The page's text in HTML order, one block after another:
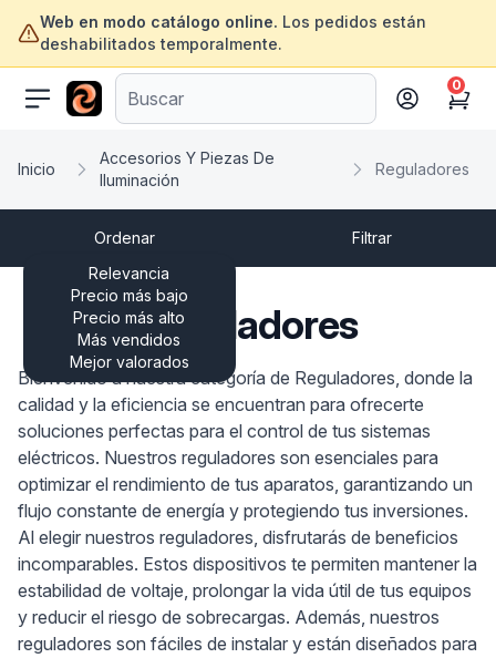
Web en modo catálogo online. Los pedidos están
deshabilitados temporalmente.
ofertasinformatica.com
Cart
0
Inicio
Accesorios Y Piezas De
Iluminación
Reguladores
Ordenar
Relevancia
Precio más bajo
Precio más alto
Más vendidos
Mejor valorados
Filtrar
Reguladores
Bienvenido a nuestra categoría de Reguladores, donde la
calidad y la eficiencia se encuentran para ofrecerte
soluciones perfectas para el control de tus sistemas
eléctricos. Nuestros reguladores son esenciales para
optimizar el rendimiento de tus aparatos, garantizando un
flujo constante de energía y protegiendo tus inversiones.
Al elegir nuestros reguladores, disfrutarás de beneficios
incomparables. Estos dispositivos te permiten mantener la
estabilidad de voltaje, prolongar la vida útil de tus equipos
y reducir el riesgo de sobrecargas. Además, nuestros
reguladores son fáciles de instalar y están diseñados para